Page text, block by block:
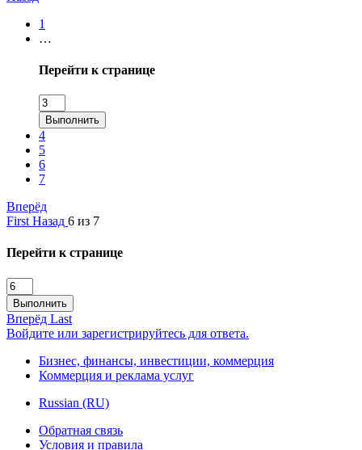
1
…
Перейти к странице
Выполнить
4
5
6
7
Вперёд
First Назад 6 из 7
Перейти к странице
Выполнить
Вперёд Last
Войдите или зарегистрируйтесь для ответа.
Бизнес, финансы, инвестиции, коммерция
Коммерция и реклама услуг
Russian (RU)
Обратная связь
Условия и правила